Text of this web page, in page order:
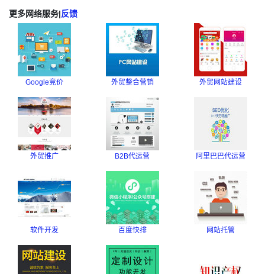
更多网络服务|反馈
Google竞价 外贸整合营销 外贸网站建设
外贸推广 B2B代运营 阿里巴巴代运营
软件开发 百度快排 网站托管